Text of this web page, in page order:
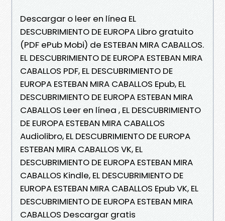
Descargar o leer en línea EL
DESCUBRIMIENTO DE EUROPA Libro gratuito
(PDF ePub Mobi) de ESTEBAN MIRA CABALLOS.
EL DESCUBRIMIENTO DE EUROPA ESTEBAN MIRA
CABALLOS PDF, EL DESCUBRIMIENTO DE
EUROPA ESTEBAN MIRA CABALLOS Epub, EL
DESCUBRIMIENTO DE EUROPA ESTEBAN MIRA
CABALLOS Leer en línea , EL DESCUBRIMIENTO
DE EUROPA ESTEBAN MIRA CABALLOS
Audiolibro, EL DESCUBRIMIENTO DE EUROPA
ESTEBAN MIRA CABALLOS VK, EL
DESCUBRIMIENTO DE EUROPA ESTEBAN MIRA
CABALLOS Kindle, EL DESCUBRIMIENTO DE
EUROPA ESTEBAN MIRA CABALLOS Epub VK, EL
DESCUBRIMIENTO DE EUROPA ESTEBAN MIRA
CABALLOS Descargar gratis